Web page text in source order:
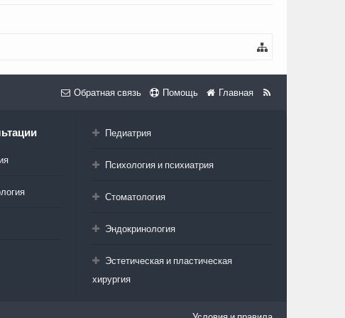
Обратная связь Помощь Главная
Педиатрия
Психология и психиатрия
Стоматология
Эндокринология
Эстетическая и пластическая
хирургия